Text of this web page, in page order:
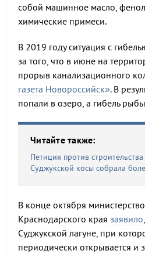
собой машинное масло,
химические примеси.
В 2019 году ситуация с
за того, что в июне на
прорыв канализационного
газета Новороссийск». В
попали в озеро, а гибель
Читайте также:
Петиция против
Суджукской косы собрала
В конце октября
Краснодарского края заявило
Суджукской лагуне, при
периодически открывается и